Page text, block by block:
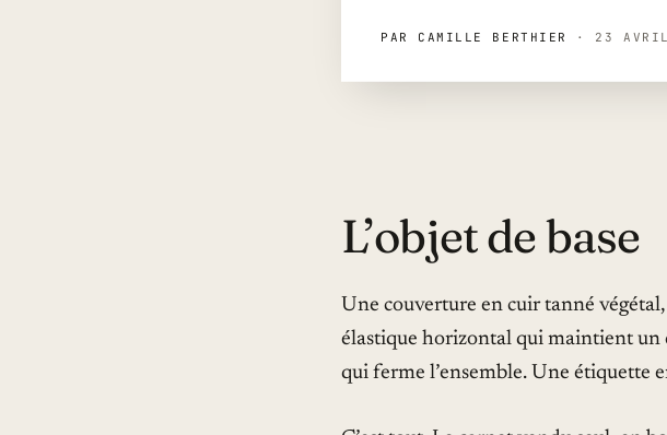
PAR CAMILLE BERTHIER · 23
L’objet de base
Une couverture en cuir tanné
élastique horizontal qui maintient un
qui ferme l’ensemble. Une étiquette